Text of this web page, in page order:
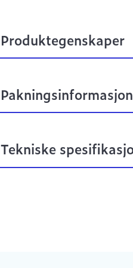
Produktegenskaper
Pakningsinformasjon
Tekniske